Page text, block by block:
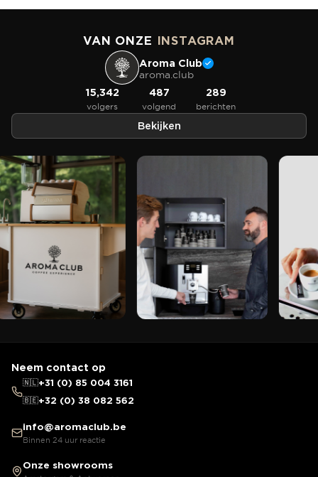
VAN ONZE INSTAGRAM
Aroma Club
aroma.club
15,342
volgers
487
volgend
289
berichten
Bekijken
Neem contact op
🇳🇱+31 (0) 85 004 3161
🇧🇪+32 (0) 38 082 562
info@aromaclub.be
Binnen 24 uur reactie
Onze showrooms